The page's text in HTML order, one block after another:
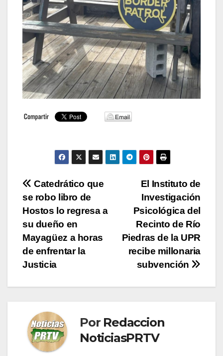
Navegación
de
entradas
El Instituto de
Investigación
Psicológica del
Recinto de Río
Piedras de la UPR
recibe millonaria
subvención
Catedrático que
se robo libro de
Hostos lo regresa a
su dueño en
Mayagüez a horas
de enfrentar la
Justicia
Por Redaccion
NoticiasPRTV